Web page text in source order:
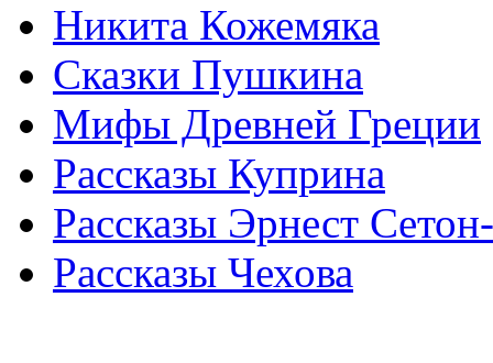
Никита Кожемяка
Сказки Пушкина
Мифы Древней Греции
Рассказы Куприна
Рассказы Эрнест
Рассказы Чехова